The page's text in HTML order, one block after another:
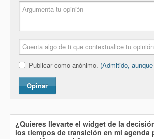
Publicar como anónimo. (Admitido,
Opinar
¿Quieres llevarte el widget de la
los tiempos de transición en mi agenda